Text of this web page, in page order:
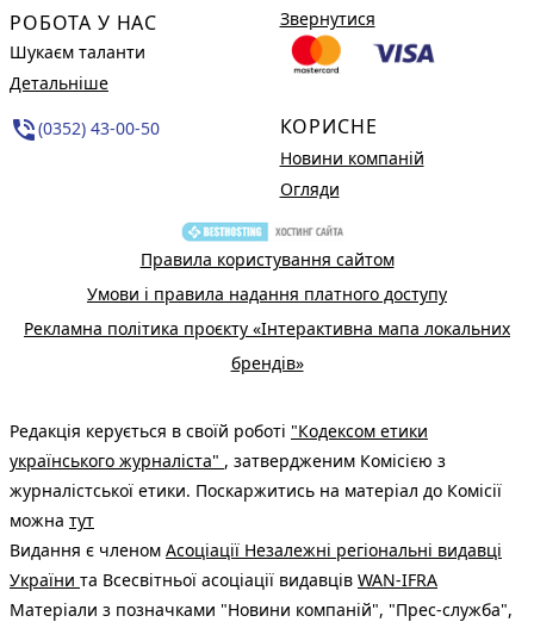
РОБОТА У НАС
Шукаєм таланти
Детальніше
phone_in_talk(0352) 43-00-50
Звернутися
КОРИСНЕ
Новини компаній
Огляди
Правила користування сайтом
Умови і правила надання платного доступу
Рекламна політика проєкту «Інтерактивна мапа локальних
брендів»
Редакція керується в своїй роботі "Кодексом етики
українського журналіста" , затвердженим Комісією з
журналістської етики. Поскаржитись на матеріал до Комісії
можна тут
Видання є членом Асоціації Незалежні регіональні видавці
України та Всесвітньої асоціації видавців WAN-IFRA
Матеріали з позначками "Новини компаній", "Прес-служба",